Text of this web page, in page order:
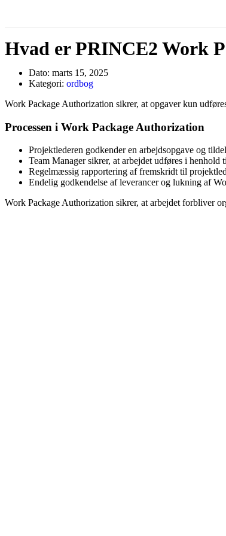
Hvad er PRINCE2 Work
Dato: marts 15, 2025
Kategori: ordbog
Work Package Authorization sikrer, at opgaver kun
Processen i Work Package Authorization
Projektlederen godkender en arbejdsopgave og
Team Manager sikrer, at arbejdet udføres i henhold
Regelmæssig rapportering af fremskridt til
Endelig godkendelse af leverancer og lukning af
Work Package Authorization sikrer, at arbejdet forbliver